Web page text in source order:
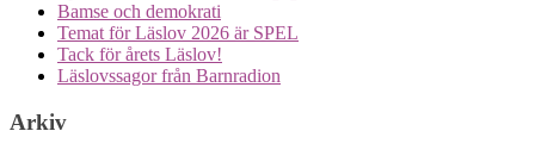
Bamse och demokrati
Temat för Läslov 2026 är SPEL
Tack för årets Läslov!
Läslovssagor från Barnradion
Arkiv